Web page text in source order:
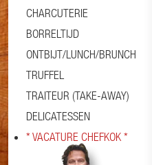
CHARCUTERIE
BORRELTIJD
ONTBIJT/LUNCH/BRUNCH
TRUFFEL
TRAITEUR (TAKE-AWAY)
DELICATESSEN
* VACATURE CHEFKOK *